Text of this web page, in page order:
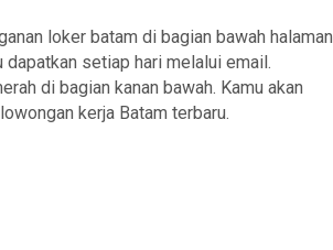
loker batam di bagian bawah halaman
setiap hari melalui email.
di bagian kanan bawah. Kamu akan
kerja Batam terbaru.